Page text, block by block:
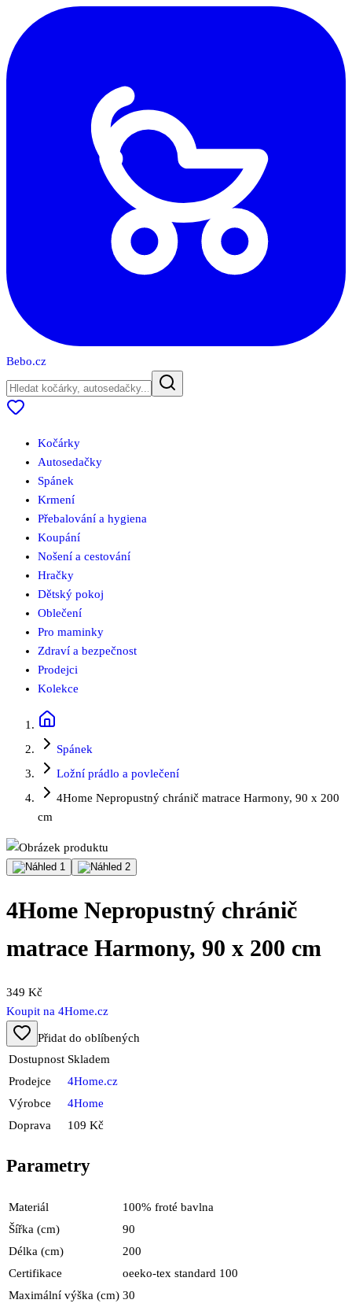
Bebo.cz
Kočárky
Autosedačky
Spánek
Krmení
Přebalování a hygiena
Koupání
Nošení a cestování
Hračky
Dětský pokoj
Oblečení
Pro maminky
Zdraví a bezpečnost
Prodejci
Kolekce
Spánek
Ložní prádlo a povlečení
4Home Nepropustný chránič matrace Harmony, 90 x 200
cm
4Home Nepropustný chránič
matrace Harmony, 90 x 200 cm
349 Kč
Koupit na 4Home.cz
Přidat do oblíbených
Dostupnost Skladem
Prodejce
4Home.cz
Výrobce
4Home
Doprava
109 Kč
Parametry
Materiál
100% froté bavlna
Šířka (cm)
90
Délka (cm)
200
Certifikace
oeeko-tex standard 100
Maximální výška (cm) 30